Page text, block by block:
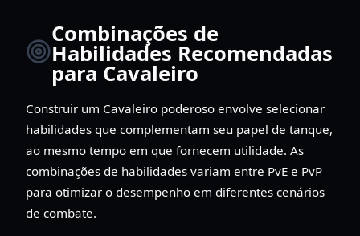
Combinações de
Habilidades Recomendadas
para Cavaleiro
Construir um Cavaleiro poderoso envolve selecionar
habilidades que complementam seu papel de tanque,
ao mesmo tempo em que fornecem utilidade. As
combinações de habilidades variam entre PvE e PvP
para otimizar o desempenho em diferentes cenários
de combate.